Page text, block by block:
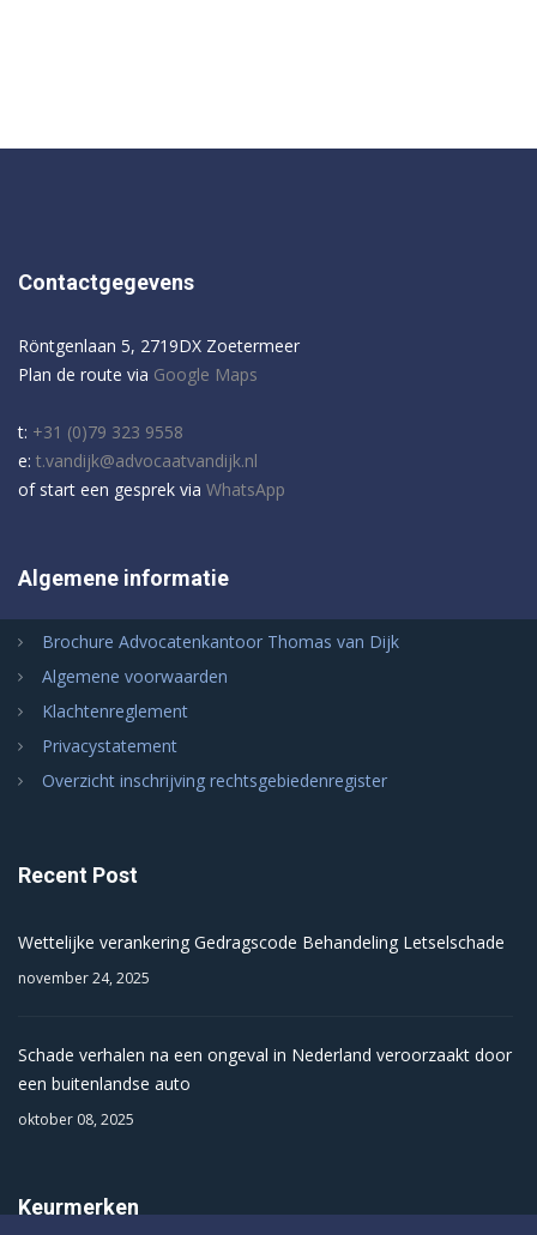
Contactgegevens
Röntgenlaan 5, 2719DX Zoetermeer
Plan de route via Google Maps
t: +31 (0)79 323 9558
e: t.vandijk@advocaatvandijk.nl
of start een gesprek via WhatsApp
Algemene informatie
Brochure Advocatenkantoor Thomas van Dijk
Algemene voorwaarden
Klachtenreglement
Privacystatement
Overzicht inschrijving rechtsgebiedenregister
Recent Post
Wettelijke verankering Gedragscode Behandeling Letselschade
november 24, 2025
Schade verhalen na een ongeval in Nederland veroorzaakt door
een buitenlandse auto
oktober 08, 2025
Keurmerken